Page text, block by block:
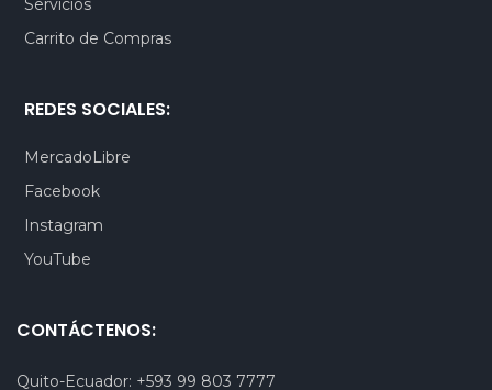
Carrito de Compras
REDES SOCIALES:
MercadoLibre
Facebook
Instagram
YouTube
CONTÁCTENOS:
Quito-Ecuador: +593 99 803 7777